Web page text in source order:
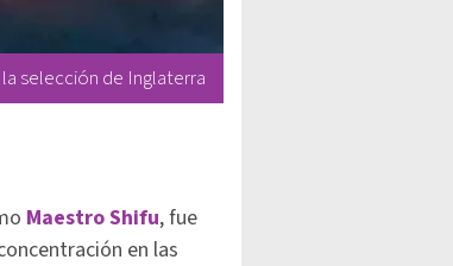
selección de Inglaterra
Maestro Shifu, fue
en las